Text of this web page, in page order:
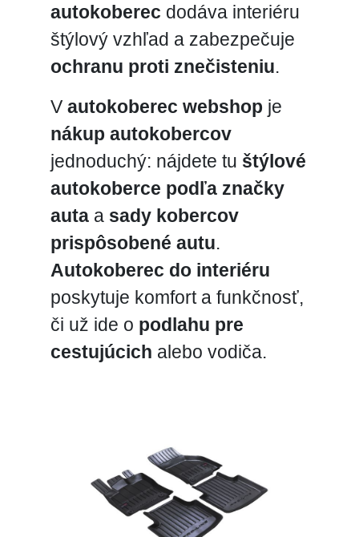
autokoberec dodáva interiéru
štýlový vzhľad a zabezpečuje
ochranu proti znečisteniu.
V autokoberec webshop je
nákup autokobercov
jednoduchý: nájdete tu štýlové
autokoberce podľa značky
autaa sady kobercov
prispôsobené autu.
Autokoberec do interiéru
poskytuje komfort a funkčnosť,
či už ide o podlahu pre
cestujúcich alebo vodiča.